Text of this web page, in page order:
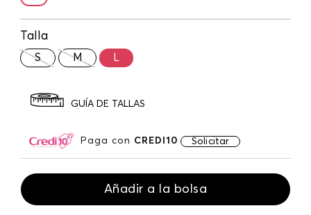
Talla
S M L
GUÍA DE TALLAS
Paga con CREDI10 Solicitar
Añadir a la bolsa